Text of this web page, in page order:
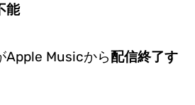
能
Apple Musicから配信終了す